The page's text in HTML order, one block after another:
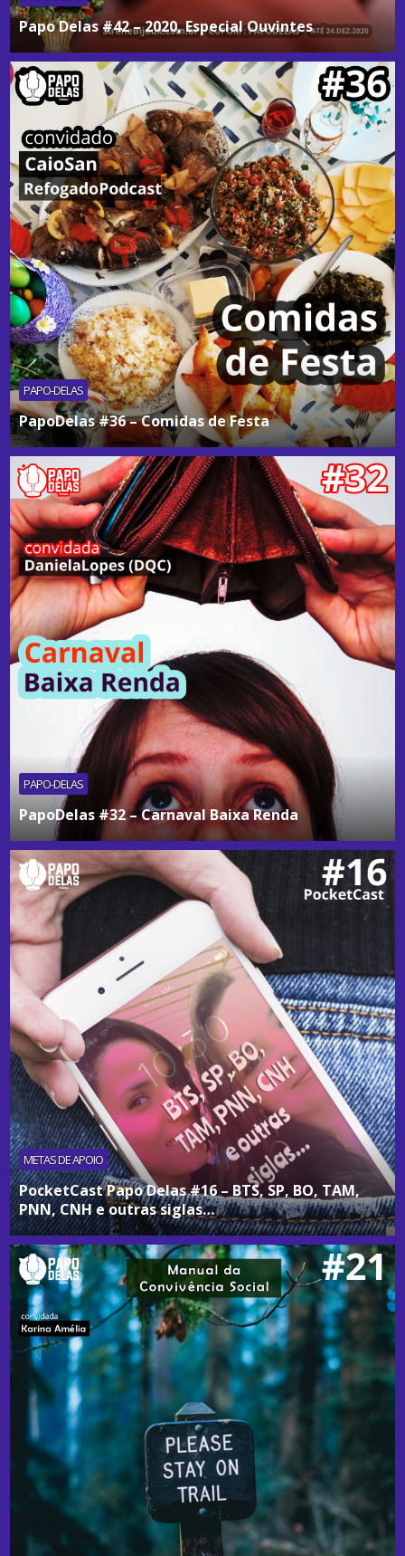
Papo Delas #42 – 2020, Especial Ouvintes
PAPO-DELAS
PapoDelas #36 – Comidas de Festa
PAPO-DELAS
PapoDelas #32 – Carnaval Baixa Renda
METAS DE APOIO
PocketCast Papo Delas #16 – BTS, SP, BO, TAM,
PNN, CNH e outras siglas…